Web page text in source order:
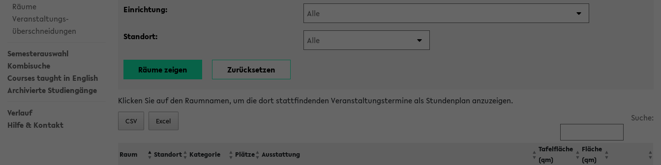
Räume
Veranstaltungs-
überschneidungen
Semesterauswahl
Kombisuche
Courses taught in English
Archivierte Studiengänge
Verlauf
Hilfe & Kontakt
Einrichtung:
Standort:
Klicken Sie auf den Raumnamen, um die dort stattfindenden Veranstaltungstermine als Stundenplan anzuzeigen.
CSV Excel Suche:
Raum Standort Kategorie Plätze Ausstattung
Tafelfläche
(qm)
Fläche
(qm)